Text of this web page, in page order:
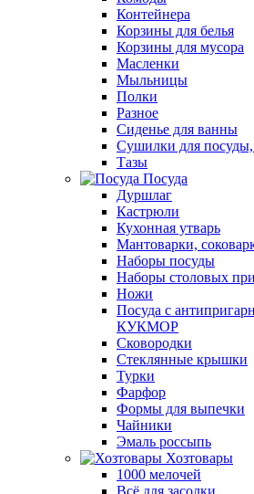
Контейнера
Корзины для белья
Корзины для мусора
Масленки
Мыльницы
Полки
Разное
Сиденье для ванны
Сушилки для посуды,
Тазы
Посуда
Дуршлаг
Кастрюли
Кухонная утварь
Мантоварки,
Наборы посуды
Наборы столовых
Ножи
Посуда с
КУКМОР
Сковородки
Стеклянные крышки
Турки
Фарфор
Формы для выпечки
Чайники
Эмаль россыпь
Хозтовары
1000 мелочей
Всё для засолки